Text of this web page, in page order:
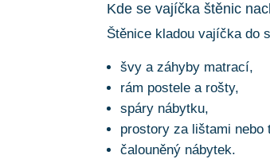
Kde se vajíčka štěnic
Štěnice kladou vajíčka do
švy a záhyby matrací,
rám postele a rošty,
spáry nábytku,
prostory za lištami nebo
čalouněný nábytek.